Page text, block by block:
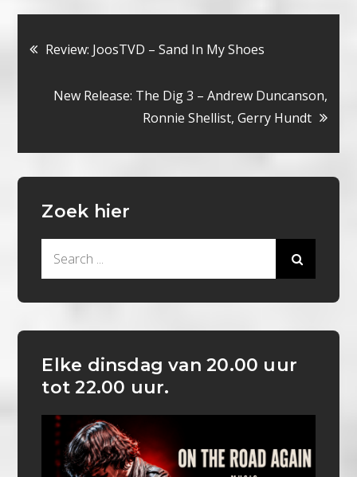
Bericht
navigatie
Review: JoosTVD – Sand In My Shoes
New Release: The Dig 3 – Andrew Duncanson,
Ronnie Shellist, Gerry Hundt
Zoek hier
Elke dinsdag van 20.00 uur
tot 22.00 uur.